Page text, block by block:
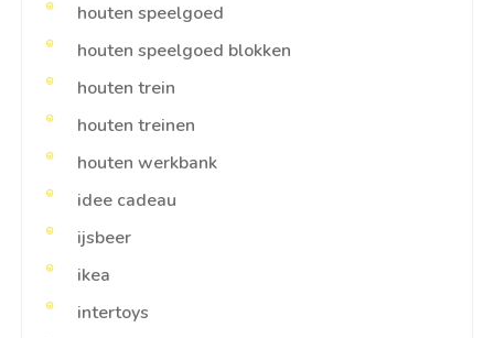
houten speelgoed
houten speelgoed blokken
houten trein
houten treinen
houten werkbank
idee cadeau
ijsbeer
ikea
intertoys